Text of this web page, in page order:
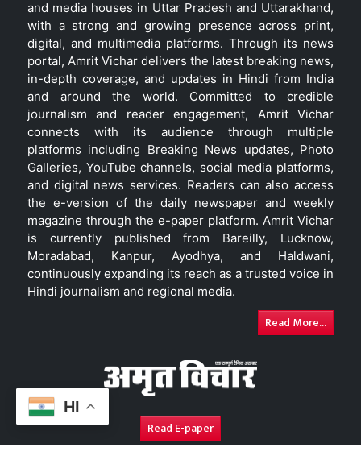
HI
and media houses in Uttar Pradesh and Uttarakhand,
with a strong and growing presence across print,
digital, and multimedia platforms. Through its news
portal, Amrit Vichar delivers the latest breaking news,
in-depth coverage, and updates in Hindi from India
and around the world. Committed to credible
journalism and reader engagement, Amrit Vichar
connects with its audience through multiple
platforms including Breaking News updates, Photo
Galleries, YouTube channels, social media platforms,
and digital news services. Readers can also access
the e-version of the daily newspaper and weekly
magazine through the e-paper platform. Amrit Vichar
is currently published from Bareilly, Lucknow,
Moradabad, Kanpur, Ayodhya, and Haldwani,
continuously expanding its reach as a trusted voice in
Hindi journalism and regional media.
Read More...
Read E-paper